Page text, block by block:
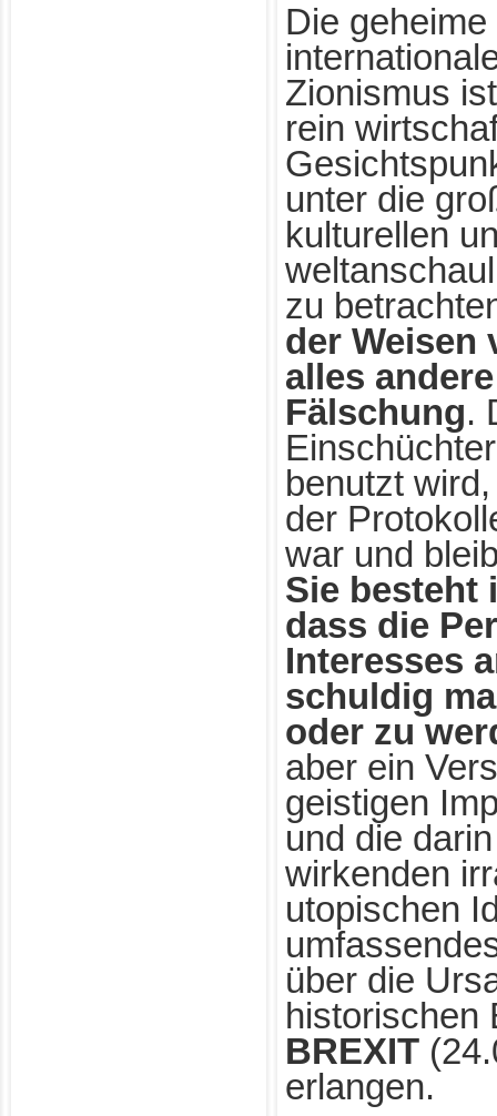
Die
Zionismus
rein
unter die
kulturellen
zu
der Weisen
alles
Fälschung.
benutzt
der
war und
Sie besteht
dass die
Interesses
schuldig
oder zu
aber ein
geistigen
und die
wirkenden
utopischen
über die
historischen
BREXIT
erlangen.